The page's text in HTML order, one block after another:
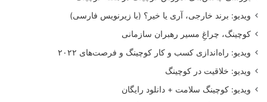
ویدیو: برند خارجی، آری یا خیر؟ (با زیرنویس فارسی)
کوچینگ، چراغِ مسیر رهبران سازمانی
ویدیو: راه‌اندازی کسب و کار کوچینگ و فرصت‌های ۲۰۲۲
ویدیو: خلاقیت در کوچینگ
ویدیو: کوچینگ سلامت + دانلود رایگان